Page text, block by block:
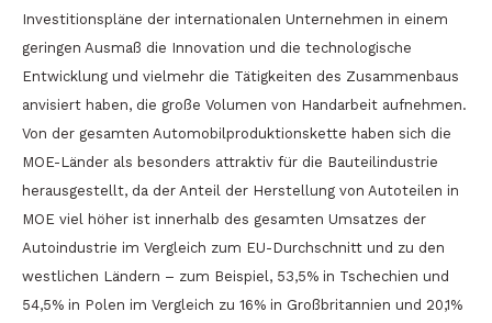
Investitionspläne der internationalen Unternehmen in einem
geringen Ausmaß die Innovation und die technologische
Entwicklung und vielmehr die Tätigkeiten des Zusammenbaus
anvisiert haben, die große Volumen von Handarbeit aufnehmen.
Von der gesamten Automobilproduktionskette haben sich die
MOE-Länder als besonders attraktiv für die Bauteilindustrie
herausgestellt, da der Anteil der Herstellung von Autoteilen in
MOE viel höher ist innerhalb des gesamten Umsatzes der
Autoindustrie im Vergleich zum EU-Durchschnitt und zu den
westlichen Ländern – zum Beispiel, 53,5% in Tschechien und
54,5% in Polen im Vergleich zu 16% in Großbritannien und 20,1%